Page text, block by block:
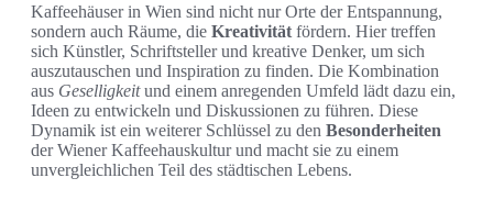
Kaffeehäuser in Wien sind nicht nur Orte der Entspannung,
sondern auch Räume, die Kreativität fördern. Hier treffen
sich Künstler, Schriftsteller und kreative Denker, um sich
auszutauschen und Inspiration zu finden. Die Kombination
aus Geselligkeitund einem anregenden Umfeld lädt dazu ein,
Ideen zu entwickeln und Diskussionen zu führen. Diese
Dynamik ist ein weiterer Schlüssel zu den Besonderheiten
der Wiener Kaffeehauskultur und macht sie zu einem
unvergleichlichen Teil des städtischen Lebens.